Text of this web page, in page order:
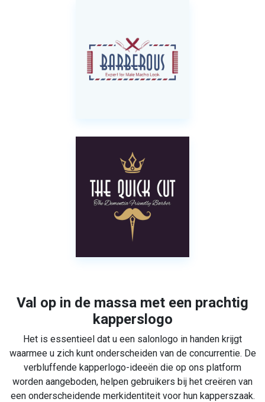
Val op in de massa met een prachtig
kapperslogo
Het is essentieel dat u een salonlogo in handen krijgt
waarmee u zich kunt onderscheiden van de concurrentie. De
verbluffende kapperlogo-ideeën die op ons platform
worden aangeboden, helpen gebruikers bij het creëren van
een onderscheidende merkidentiteit voor hun kapperszaak.